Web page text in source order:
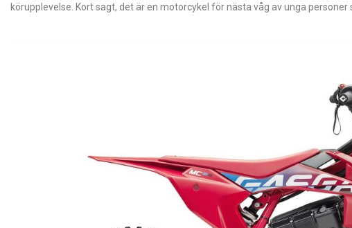
körupplevelse. Kort sagt, det är en motorcykel för nästa våg av unga personer